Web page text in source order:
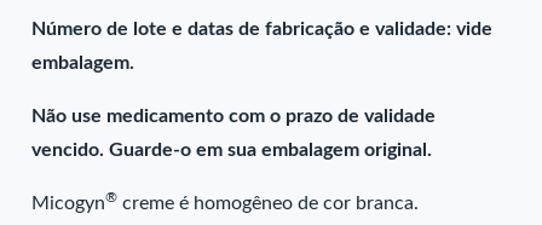
Número de lote e datas de fabricação e validade: vide
embalagem.
Não use medicamento com o prazo de validade
vencido. Guarde-o em sua embalagem original.
Micogyn® creme é homogêneo de cor branca.